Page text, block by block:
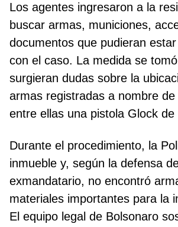
Los agentes ingresaron a la
buscar armas, municiones,
documentos que pudieran
con el caso. La medida se
surgieran dudas sobre la
armas registradas a nombre de
entre ellas una pistola Glock
Durante el procedimiento, la
inmueble y, según la defensa
exmandatario, no encontró
materiales importantes para la
El equipo legal de Bolsonaro